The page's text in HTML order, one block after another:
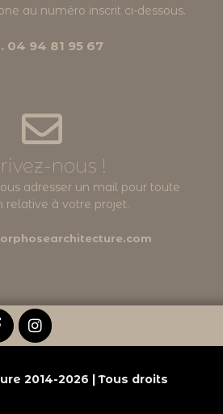
au numéro inscrit ci-dessous.
04 94 81 95 67
nous !
adresser un mail pour toute
relative à votre projet.
2014-2026 | Tous droits